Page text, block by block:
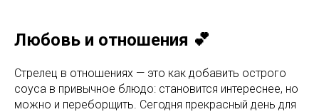
Любовь и отношения 💕
Стрелец в отношениях — это как добавить острого
соуса в привычное блюдо: становится интереснее, но
можно и переборщить. Сегодня прекрасный день для